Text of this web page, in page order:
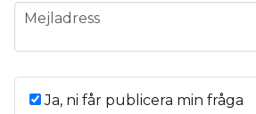
email
Mejladress
Ja, ni får publicera min fråga